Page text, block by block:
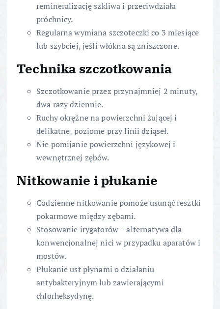
remineralizację szkliwa i przeciwdziała
próchnicy.
Regularna wymiana szczoteczki co 3 miesiące
lub szybciej, jeśli włókna są zniszczone.
Technika szczotkowania
Szczotkowanie przez przynajmniej 2 minuty,
dwa razy dziennie.
Ruchy okrężne na powierzchni żującej i
delikatne, poziome przy linii dziąseł.
Nie pomijanie powierzchni językowej i
wewnętrznej zębów.
Nitkowanie i płukanie
Codzienne nitkowanie pomoże usunąć resztki
pokarmowe między zębami.
Stosowanie irygatorów – alternatywa dla
konwencjonalnej nici w przypadku aparatów i
mostów.
Płukanie ust płynami o działaniu
antybakteryjnym lub zawierającymi
chlorheksydynę.